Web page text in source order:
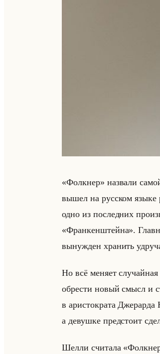
«Фолкнер» на­зва­ли
вышел на рус­ском
одно из по­след­них
«Франкенштейна».
вы­нуж­ден хра­нить
Но всё ме­ня­ет
об­ре­сти новый смысл и
в ари­сто­кра­та
а де­вуш­ке пред­сто­ит
Шелли счи­та­ла